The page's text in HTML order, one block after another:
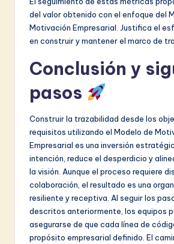
del valor obtenido con el enfoque del
Motivación Empresarial. Justifica el
en construir y mantener el marco de
Conclusión y
pasos
Construir la trazabilidad desde los
requisitos utilizando el Modelo de
Empresarial es una inversión
intención, reduce el desperdicio y
la visión. Aunque el proceso requiere
colaboración, el resultado es una
resiliente y receptiva. Al seguir los
descritos anteriormente, los equipos
asegurarse de que cada línea de
propósito empresarial definido. El